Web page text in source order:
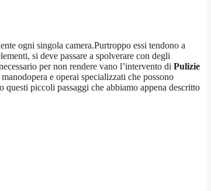
ogni singola camera.Purtroppo essi tendono a
si deve passare a spolverare con degli
per non rendere vano l’intervento di Pulizie
e operai specializzati che possono
piccoli passaggi che abbiamo appena descritto